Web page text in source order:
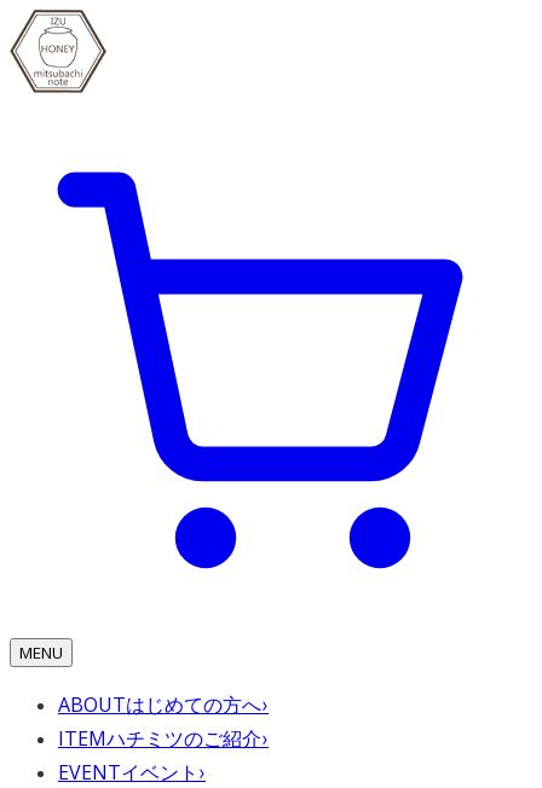
MENU
ABOUTはじめての方へ›
ITEMハチミツのご紹介›
EVENTイベント ›